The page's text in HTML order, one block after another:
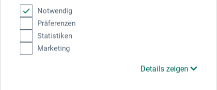
Notwendig
Präferenzen
Statistiken
Marketing
Details zeigen
boesner GmbH holding + innovations
Gewerkenstr. 2